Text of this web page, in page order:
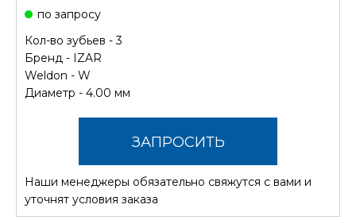
по запросу
Кол-во зубьев - 3
Бренд - IZAR
Weldon - W
Диаметр - 4.00 мм
ЗАПРОСИТЬ
СТОИМОСТЬ
Наши менеджеры обязательно свяжутся с вами и
уточнят условия заказа